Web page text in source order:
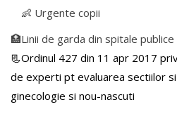
👶 Urgente copii
🏥Linii de garda din spitale publice
📃Ordinul 427 din 11 apr 2017
de experti pt evaluarea sectiilor
ginecologie si nou-nascuti